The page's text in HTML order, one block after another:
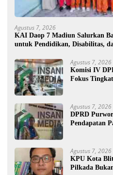
Agustus 7, 2026
KAI Daop 7 Madiun Salurkan
untuk Pendidikan, Disabilitas,
Agustus 7, 2026
Komisi IV
Fokus
Agustus 7, 2026
DPRD
Pendapatan
Agustus 7, 2026
KPU Kota
Pilkada